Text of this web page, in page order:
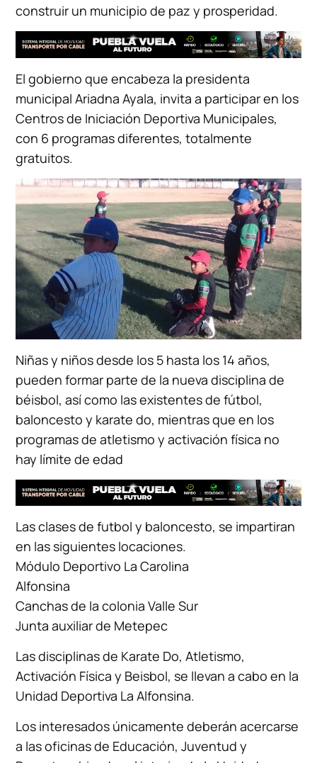
construir un municipio de paz y prosperidad.
El gobierno que encabeza la presidenta
municipal Ariadna Ayala, invita a participar en los
Centros de Iniciación Deportiva Municipales,
con 6 programas diferentes, totalmente
gratuitos.
Niñas y niños desde los 5 hasta los 14 años,
pueden formar parte de la nueva disciplina de
béisbol, así como las existentes de fútbol,
baloncesto y karate do, mientras que en los
programas de atletismo y activación física no
hay límite de edad
Las clases de futbol y baloncesto, se impartiran
en las siguientes locaciones.
Módulo Deportivo La Carolina
Alfonsina
Canchas de la colonia Valle Sur
Junta auxiliar de Metepec
Las disciplinas de Karate Do, Atletismo,
Activación Física y Beisbol, se llevan a cabo en la
Unidad Deportiva La Alfonsina.
Los interesados únicamente deberán acercarse
a las oficinas de Educación, Juventud y